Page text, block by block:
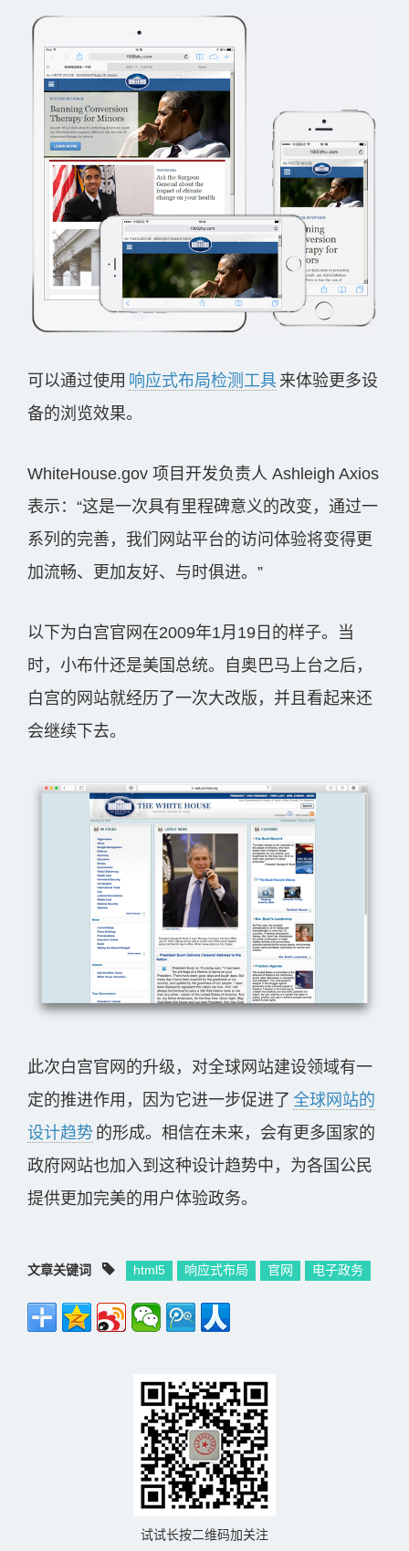
可以通过使用 响应式布局检测工具 来体验更多设
备的浏览效果。
WhiteHouse.gov 项目开发负责人 Ashleigh Axios
表示：“这是一次具有里程碑意义的改变，通过一
系列的完善，我们网站平台的访问体验将变得更
加流畅、更加友好、与时俱进。”
以下为白宫官网在2009年1月19日的样子。当
时，小布什还是美国总统。自奥巴马上台之后，
白宫的网站就经历了一次大改版，并且看起来还
会继续下去。
此次白宫官网的升级，对全球网站建设领域有一
定的推进作用，因为它进一步促进了 全球网站的
设计趋势 的形成。相信在未来，会有更多国家的
政府网站也加入到这种设计趋势中，为各国公民
提供更加完美的用户体验政务。
文章关键词 html5 响应式布局 官网 电子政务
试试长按二维码加关注